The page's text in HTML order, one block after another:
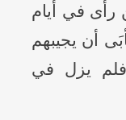
رأى في أيام
أن يجيبهم
فلم يزل في